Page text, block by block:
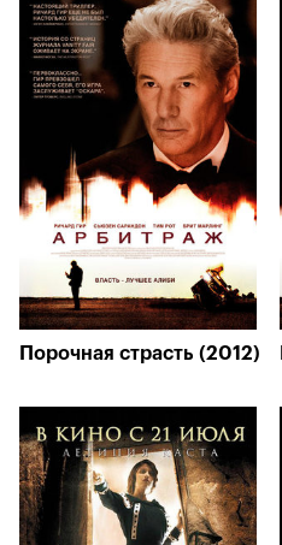
Порочная страсть (2012)